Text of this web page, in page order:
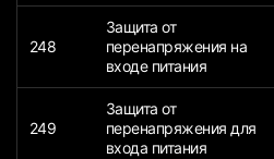
248
Защита от
перенапряжения на
входе питания
249
Защита от
перенапряжения для
входа питания